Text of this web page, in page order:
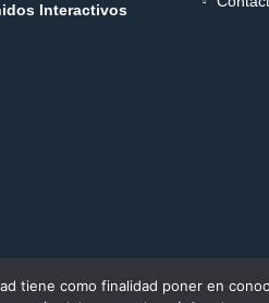
Interactivos
Educación Nacional. © 2017-2026
tiene como finalidad poner en